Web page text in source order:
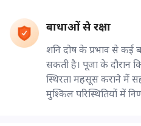
बाधाओं से रक्षा
शनि दोष के प्रभाव से कई
सकती है। पूजा के दौरान
स्थिरता महसूस कराने में
मुश्किल परिस्थितियों में